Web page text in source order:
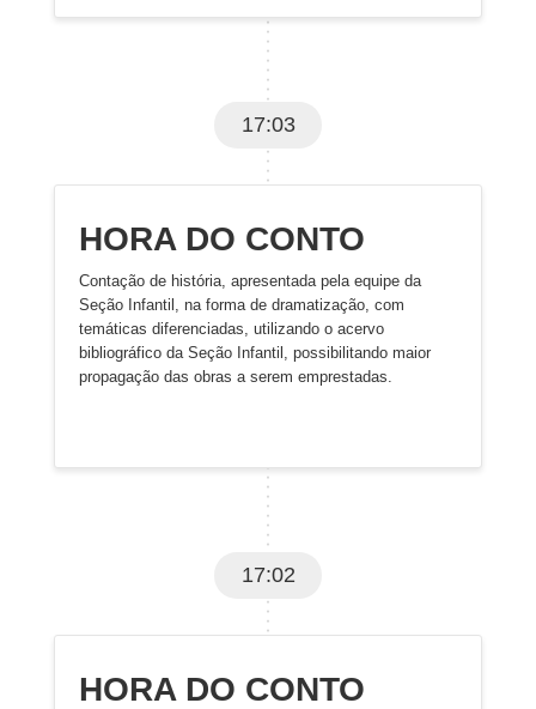
17:03
HORA DO CONTO
Contação de história, apresentada pela equipe da
Seção Infantil, na forma de dramatização, com
temáticas diferenciadas, utilizando o acervo
bibliográfico da Seção Infantil, possibilitando maior
propagação das obras a serem emprestadas.
17:02
HORA DO CONTO